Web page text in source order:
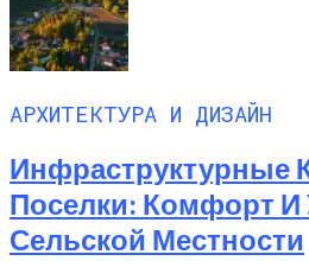
АРХИТЕКТУРА И ДИЗАЙН
Инфраструктурные
Поселки: Комфорт И
Сельской Местности